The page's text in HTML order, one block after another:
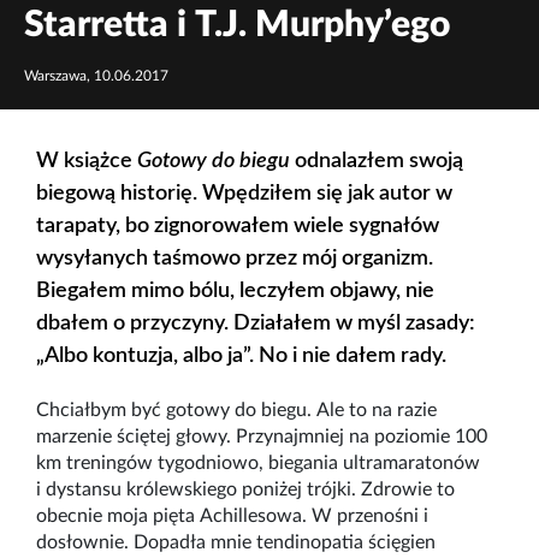
Starretta i T.J. Murphy’ego
Warszawa, 10.06.2017
W książce Gotowy do biegu odnalazłem swoją
biegową historię. Wpędziłem się jak autor w
tarapaty, bo zignorowałem wiele sygnałów
wysyłanych taśmowo przez mój organizm.
Biegałem mimo bólu, leczyłem objawy, nie
dbałem o przyczyny. Działałem w myśl zasady:
„Albo kontuzja, albo ja”. No i nie dałem rady.
Chciałbym być gotowy do biegu. Ale to na razie
marzenie ściętej głowy. Przynajmniej na poziomie 100
km treningów tygodniowo, biegania ultramaratonów
i dystansu królewskiego poniżej trójki. Zdrowie to
obecnie moja pięta Achillesowa. W przenośni i
dosłownie. Dopadła mnie tendinopatia ścięgien